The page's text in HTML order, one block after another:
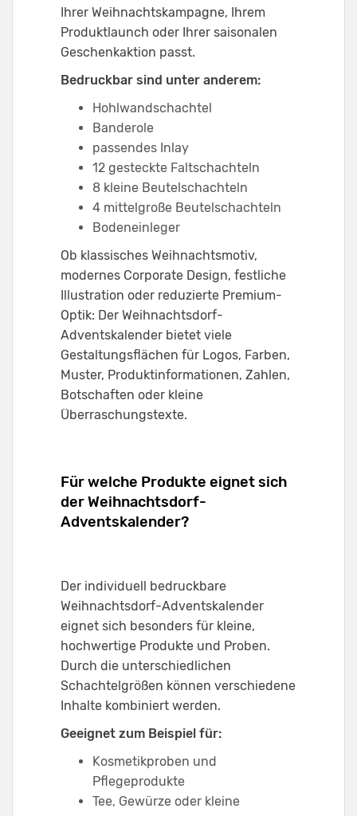
Ihrer Weihnachtskampagne, Ihrem
Produktlaunch oder Ihrer saisonalen
Geschenkaktion passt.
Bedruckbar sind unter anderem:
Hohlwandschachtel
Banderole
passendes Inlay
12 gesteckte Faltschachteln
8 kleine Beutelschachteln
4 mittelgroße Beutelschachteln
Bodeneinleger
Ob klassisches Weihnachtsmotiv,
modernes Corporate Design, festliche
Illustration oder reduzierte Premium-
Optik: Der Weihnachtsdorf-
Adventskalender bietet viele
Gestaltungsflächen für Logos, Farben,
Muster, Produktinformationen, Zahlen,
Botschaften oder kleine
Überraschungstexte.
Für welche Produkte eignet sich
der Weihnachtsdorf-
Adventskalender?
Der individuell bedruckbare
Weihnachtsdorf-Adventskalender
eignet sich besonders für kleine,
hochwertige Produkte und Proben.
Durch die unterschiedlichen
Schachtelgrößen können verschiedene
Inhalte kombiniert werden.
Geeignet zum Beispiel für:
Kosmetikproben und
Pflegeprodukte
Tee, Gewürze oder kleine